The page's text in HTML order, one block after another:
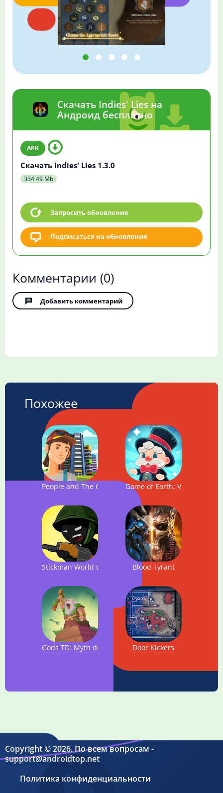
Скачать Indies' Lies на
Андроид бесплатно
Скачать Indies' Lies 1.3.0
334.49 Mb
Запросить обновление
Подписаться на обновления
Комментарии (0)
Добавить комментарий
Похожее
People and The City Game of Earth: Virtual City
Stickman World Battle Blood Tyrant
Gods TD: Myth defense Door Kickers
Copyright © 2026. По всем вопросам -
support@androidtop.net
Политика конфиденциальности